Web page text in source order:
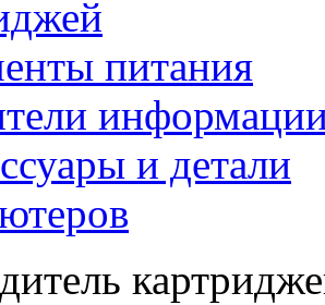
питания
и детали